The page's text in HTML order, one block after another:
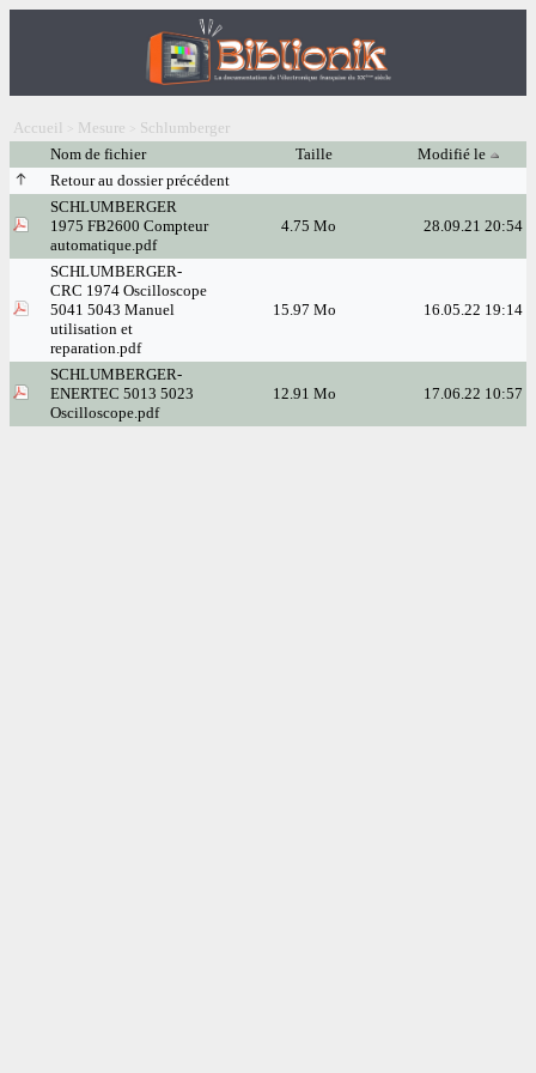
Accueil > Mesure > Schlumberger
Nom de fichier
Taille
Modifié le
Retour au dossier précédent
SCHLUMBERGER
1975 FB2600 Compteur
automatique.pdf
4.75 Mo 28.09.21 20:54
SCHLUMBERGER-
CRC 1974 Oscilloscope
5041 5043 Manuel
utilisation et
reparation.pdf
15.97 Mo 16.05.22 19:14
SCHLUMBERGER-
ENERTEC 5013 5023
Oscilloscope.pdf
12.91 Mo 17.06.22 10:57